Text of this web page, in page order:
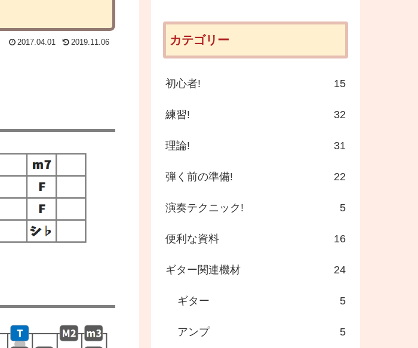
2017.04.01 2019.11.06 カテゴリー
初心者! 15
練習! 32
理論! 31
弾く前の準備! 22
演奏テクニック! 5
便利な資料 16
ギター関連機材 24
ギター 5
アンプ 5